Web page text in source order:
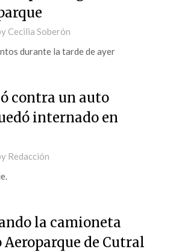
Cecilia Soberón
durante la tarde de ayer
contra un auto
internado en
Redacción
la camioneta
de Cutral